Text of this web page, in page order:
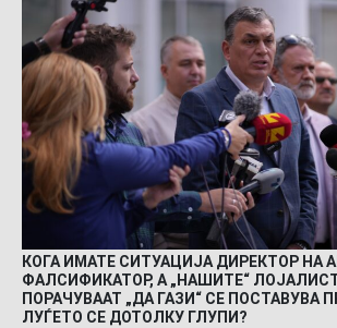
КОГА ИМАТЕ СИТУАЦИЈА ДИРЕКТОР НА
ФАЛСИФИКАТОР, А „НАШИТЕ“
ПОРАЧУВААТ „ДА ГАЗИ“ СЕ ПОСТАВУВА
ЛУЃЕТО СЕ ДОТОЛКУ ГЛУПИ?